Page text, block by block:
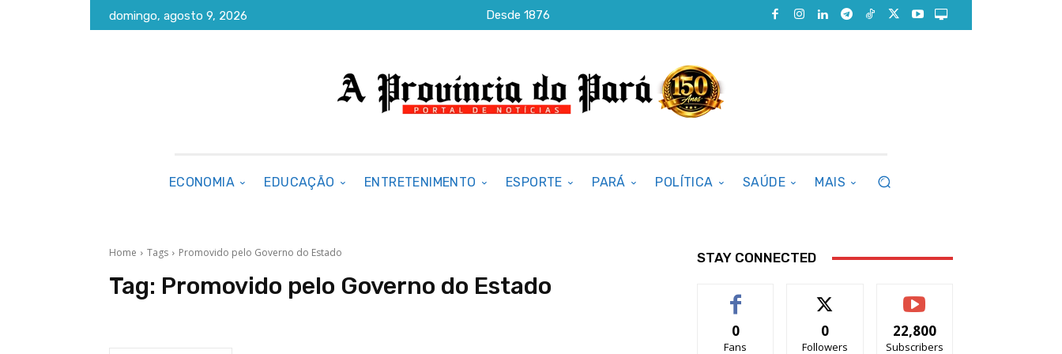
domingo, agosto 9, 2026 Desde 1876
ECONOMIA EDUCAÇÃO ENTRETENIMENTO ESPORTE PARÁ POLÍTICA SAÚDE MAIS
Home Tags Promovido pelo Governo do Estado
Tag: Promovido pelo Governo do Estado
STAY CONNECTED
0
Fans
0
Followers
22,800
Subscribers